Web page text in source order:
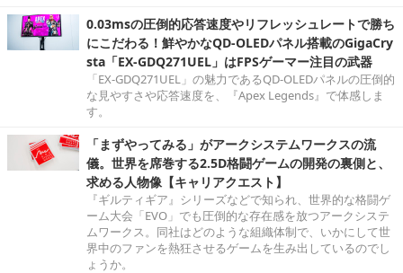
0.03msの圧倒的応答速度やリフレッシュレートで勝ち
にこだわる！鮮やかなQD-OLEDパネル搭載のGigaCry
sta「EX-GDQ271UEL」はFPSゲーマー注目の武器
「EX-GDQ271UEL」の魅力であるQD-OLEDパネルの圧倒的
な見やすさや応答速度を、『Apex Legends』で体感しま
す。
「まずやってみる」がアークシステムワークスの流
儀。世界を席巻する2.5D格闘ゲームの開発の裏側と、
求める人物像【キャリアクエスト】
『ギルティギア』シリーズなどで知られ、世界的な格闘ゲ
ーム大会「EVO」でも圧倒的な存在感を放つアークシステ
ムワークス。同社はどのような組織体制で、いかにして世
界中のファンを熱狂させるゲームを生み出しているのでし
ょうか。